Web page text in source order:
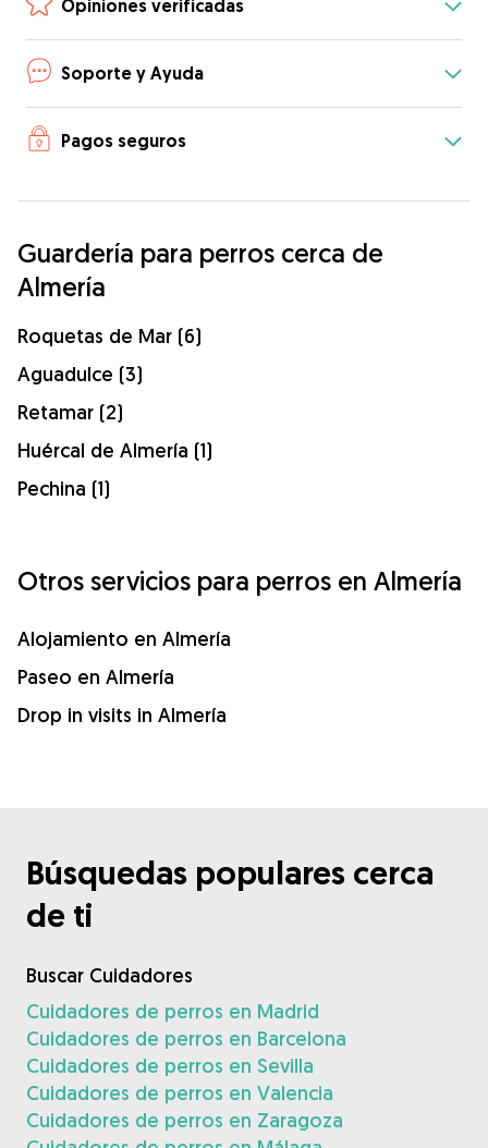
Opiniones verificadas
Soporte y Ayuda
Pagos seguros
Guardería para perros cerca de
Almería
Roquetas de Mar (6)
Aguadulce (3)
Retamar (2)
Huércal de Almería (1)
Pechina (1)
Otros servicios para perros en Almería
Alojamiento en Almería
Paseo en Almería
Drop in visits in Almería
Búsquedas populares cerca
de ti
Buscar Cuidadores
Cuidadores de perros en Madrid
Cuidadores de perros en Barcelona
Cuidadores de perros en Sevilla
Cuidadores de perros en Valencia
Cuidadores de perros en Zaragoza